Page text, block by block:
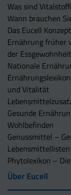
Was sind
Wann brauchen
Das Eucell Konzept
Ernährung früher
der
Nationale
und Vitalität
Gesunde
Wohlbefinden
Genussmittel –
Lebensmittellisten
Phytolexikon –
Über Eucell